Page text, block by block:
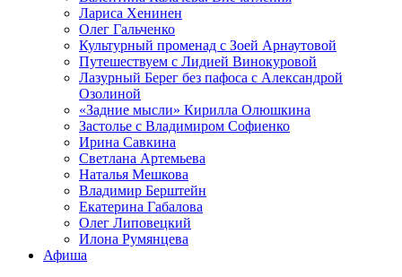
Лариса Хенинен
Олег Гальченко
Культурный променад с Зоей Арнаутовой
Путешествуем с Лидией Винокуровой
Лазурный Берег без пафоса с Александрой
Озолиной
«Задние мысли» Кирилла Олюшкина
Застолье с Владимиром Софиенко
Ирина Савкина
Светлана Артемьева
Наталья Мешкова
Владимир Берштейн
Екатерина Габалова
Олег Липовецкий
Илона Румянцева
Афиша